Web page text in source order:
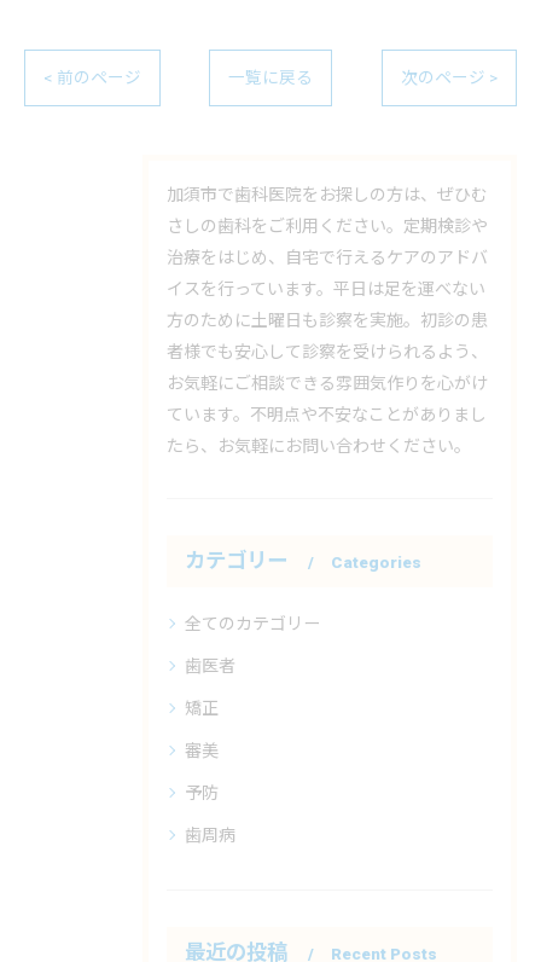
< 前のページ 一覧に戻る 次のページ >
加須市で歯科医院をお探しの方は、ぜひむ
さしの歯科をご利用ください。定期検診や
治療をはじめ、自宅で行えるケアのアドバ
イスを行っています。平日は足を運べない
方のために土曜日も診察を実施。初診の患
者様でも安心して診察を受けられるよう、
お気軽にご相談できる雰囲気作りを心がけ
ています。不明点や不安なことがありまし
たら、お気軽にお問い合わせください。
カテゴリー Categories
全てのカテゴリー
歯医者
矯正
審美
予防
歯周病
最近の投稿 Recent Posts